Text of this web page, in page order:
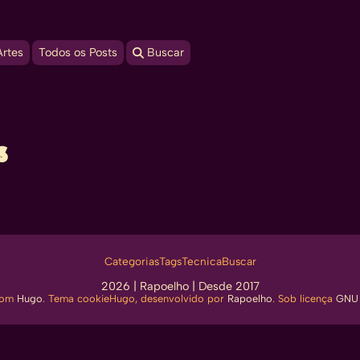
Todos os Posts  Buscar
CategoriasTagsTecnicaBuscar
2026 | Rapoelho| Desde 2017
Hugo. Tema cookieHugo, desenvolvido por Rapoelho. Sob licença